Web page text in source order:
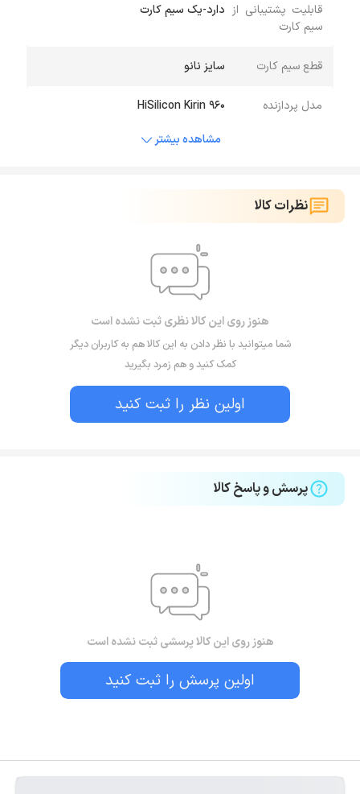
قابلیت پشتیبانی از
سیم کارت
دارد-یک سیم کارت
قطع سیم کارت سایز نانو
مدل پردازنده
HiSilicon Kirin 960
مشاهده بیشتر
نظرات کالا
هنوز روی این کالا نظری ثبت نشده است
شما میتوانید با نظر دادن به این کالا هم به کاربران دیگر
کمک کنید و هم زمرد بگیرید
اولین نظر را ثبت کنید
پرسش و پاسخ کالا
هنوز روی این کالا پرسشی ثبت نشده است
اولین پرسش را ثبت کنید